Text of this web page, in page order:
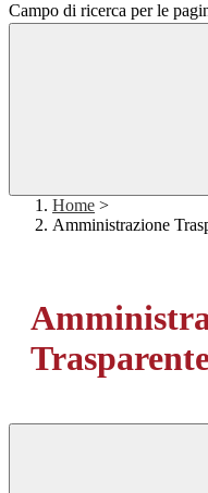
Campo di ricerca per le
Home >
Amministrazione